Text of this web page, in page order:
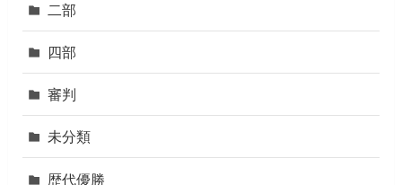
二部
四部
審判
未分類
歴代優勝